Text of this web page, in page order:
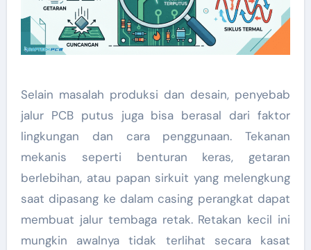
Selain masalah produksi dan desain, penyebab
jalur PCB putus juga bisa berasal dari faktor
lingkungan dan cara penggunaan. Tekanan
mekanis seperti benturan keras, getaran
berlebihan, atau papan sirkuit yang melengkung
saat dipasang ke dalam casing perangkat dapat
membuat jalur tembaga retak. Retakan kecil ini
mungkin awalnya tidak terlihat secara kasat